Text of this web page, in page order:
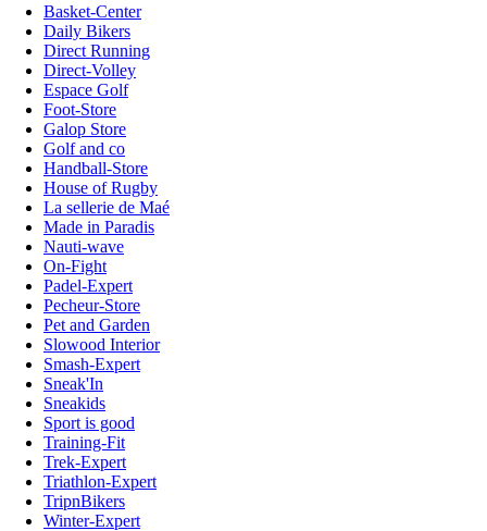
Basket-Center
Daily Bikers
Direct Running
Direct-Volley
Espace Golf
Foot-Store
Galop Store
Golf and co
Handball-Store
House of Rugby
La sellerie de Maé
Made in Paradis
Nauti-wave
On-Fight
Padel-Expert
Pecheur-Store
Pet and Garden
Slowood Interior
Smash-Expert
Sneak'In
Sneakids
Sport is good
Training-Fit
Trek-Expert
Triathlon-Expert
TripnBikers
Winter-Expert